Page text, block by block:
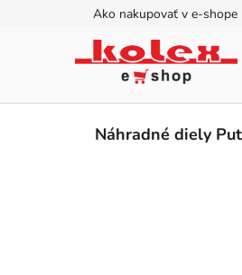
Ako nakupovať v e-shope
Náhradné diely